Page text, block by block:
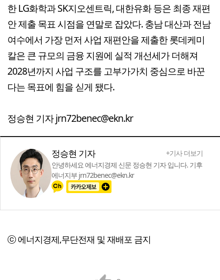
한 LG화학과 SK지오센트릭, 대한유화 등은 최종 재편
안 제출 목표 시점을 연말로 잡았다. 충남 대산과 전남
여수에서 가장 먼저 사업 재편안을 제출한 롯데케미
칼은 큰 규모의 금융 지원에 실적 개선세가 더해져
2028년까지 사업 구조를 고부가가치 중심으로 바꾼
다는 목표에 힘을 싣게 됐다.
정승현 기자 jrn72benec@ekn.kr
정승현 기자
+기사 더보기
안녕하세요 에너지경제 신문 정승현 기자 입니다. 기후
에너지부 jrn72benec@ekn.kr
ⓒ 에너지경제,무단전재 및 재배포 금지